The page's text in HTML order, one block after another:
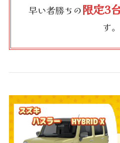
早い者勝ちの限定3
す。